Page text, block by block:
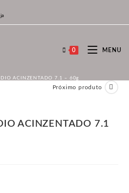
0 MENU
ACINZENTADO 7.1 – 60g
Próximo produto
ACINZENTADO 7.1